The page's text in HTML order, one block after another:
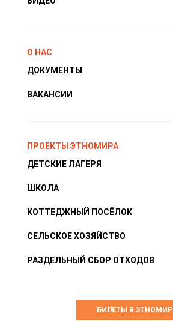
О НАС
ДОКУМЕНТЫ
ВАКАНСИИ
ПРОЕКТЫ ЭТНОМИРА
ДЕТСКИЕ ЛАГЕРЯ
ШКОЛА
КОТТЕДЖНЫЙ ПОСЁЛОК
СЕЛЬСКОЕ ХОЗЯЙСТВО
РАЗДЕЛЬНЫЙ СБОР ОТХОДОВ
БИЛЕТЫ В ЭТНОМИР